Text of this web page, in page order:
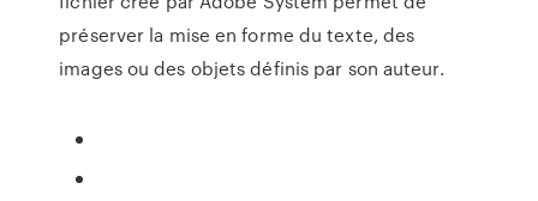
préserver la mise en forme du texte, des
images ou des objets définis par son auteur.